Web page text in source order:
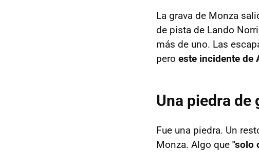
La grava de Monza
de pista de Lando
más de uno. Las
pero este incidente de
Una piedra de
Fue una piedra. Un
Monza. Algo que "solo